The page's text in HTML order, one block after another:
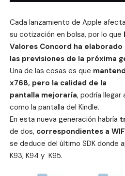
Cada lanzamiento de Apple
su cotización en bolsa, por lo que
Valores Concord ha elaborado
las previsiones de la próxima
Una de las cosas es que
x768, pero la calidad de la
pantalla mejoraría, podría llegar
como la pantalla del Kindle.
En esta nueva generación habría
de dos, correspondientes a
se deduce del último SDK donde
K93, K94 y K95.